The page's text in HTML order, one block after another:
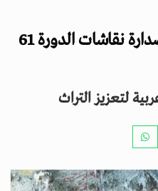
التنوع الثقافي والبيئي في صدارة نقاشات الدورة 61
لتعزيز التراث